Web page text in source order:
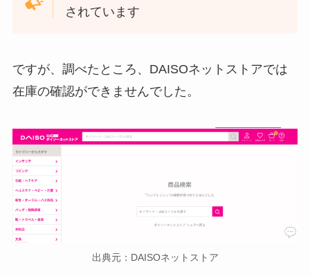
されています
ですが、調べたところ、DAISOネットストアでは
在庫の確認ができませんでした。
出典元：DAISOネットストア